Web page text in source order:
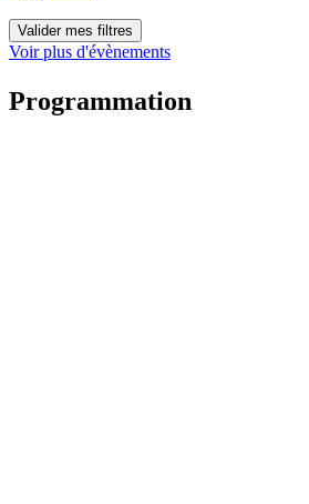
Valider mes filtres
Voir plus d'évènements
Programmation